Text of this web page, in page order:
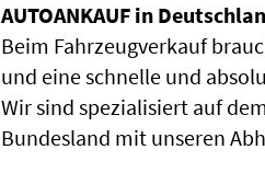
AUTOANKAUF in
Beim Fahrzeugverkauf
und eine schnelle und
Wir sind spezialisiert auf
Bundesland mit unseren